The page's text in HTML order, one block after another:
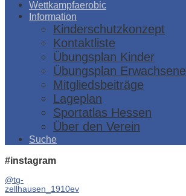
Wettkampfaerobic
Information
Kinderschutzkonzept
Kontaktliste
Übungsplan Kinder
Übungsplan Erwachsene
Mitgliedsbeiträge
Lageplan
Sportatlas Hessen
Über den Verein
Suche
#instagram
@tg-
zellhausen_1910ev